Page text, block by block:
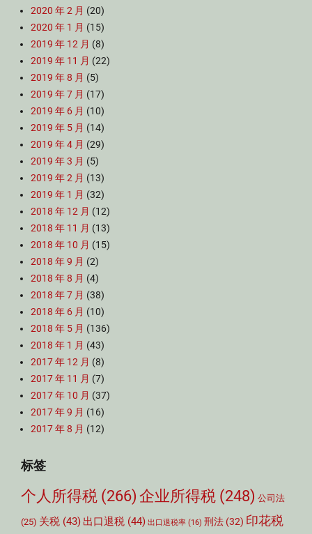
2020 年 2 月 (20)
2020 年 1 月 (15)
2019 年 12 月 (8)
2019 年 11 月 (22)
2019 年 8 月 (5)
2019 年 7 月 (17)
2019 年 6 月 (10)
2019 年 5 月 (14)
2019 年 4 月 (29)
2019 年 3 月 (5)
2019 年 2 月 (13)
2019 年 1 月 (32)
2018 年 12 月 (12)
2018 年 11 月 (13)
2018 年 10 月 (15)
2018 年 9 月 (2)
2018 年 8 月 (4)
2018 年 7 月 (38)
2018 年 6 月 (10)
2018 年 5 月 (136)
2018 年 1 月 (43)
2017 年 12 月 (8)
2017 年 11 月 (7)
2017 年 10 月 (37)
2017 年 9 月 (16)
2017 年 8 月 (12)
标签
个人所得税 (266) 企业所得税 (248) 公司法
(25) 关税 (43) 出口退税 (44) 出口退税率 (16) 刑法 (32) 印花税